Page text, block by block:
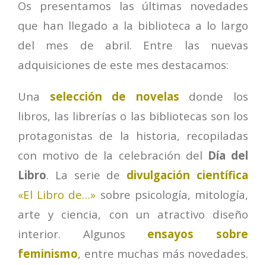
Os presentamos las últimas novedades
que han llegado a la biblioteca a lo largo
del mes de abril. Entre las nuevas
adquisiciones de este mes destacamos:
Una selección de novelas donde los
libros, las librerías o las bibliotecas son los
protagonistas de la historia, recopiladas
con motivo de la celebración del Día del
Libro. La serie de divulgación científica
«El Libro de…» sobre psicología, mitología,
arte y ciencia, con un atractivo diseño
interior. Algunos ensayos sobre
feminismo, entre muchas más novedades.